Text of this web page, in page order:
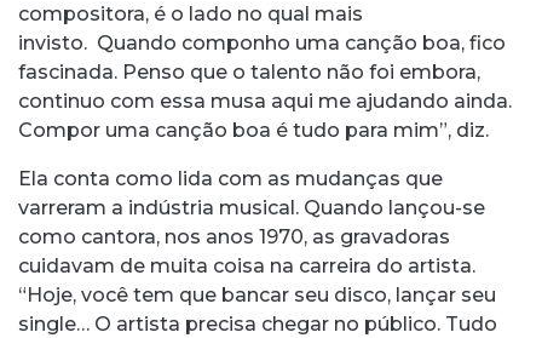
compositora, é o lado no qual mais
invisto. Quando componho uma canção boa, fico
fascinada. Penso que o talento não foi embora,
continuo com essa musa aqui me ajudando ainda.
Compor uma canção boa é tudo para mim”, diz.
Ela conta como lida com as mudanças que
varreram a indústria musical. Quando lançou-se
como cantora, nos anos 1970, as gravadoras
cuidavam de muita coisa na carreira do artista.
“Hoje, você tem que bancar seu disco, lançar seu
single… O artista precisa chegar no público. Tudo